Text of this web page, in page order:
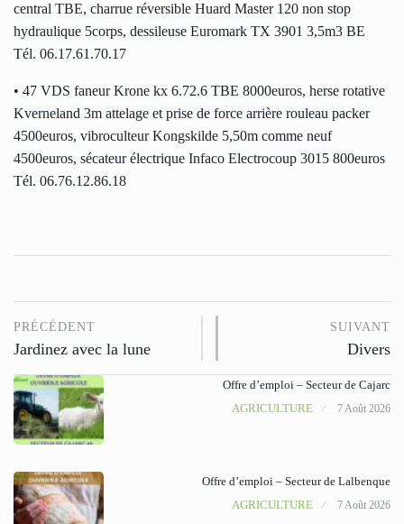
central TBE, charrue réversible Huard Master 120 non stop
hydraulique 5corps, dessileuse Euromark TX 3901 3,5m3 BE
Tél. 06.17.61.70.17
• 47 VDS faneur Krone kx 6.72.6 TBE 8000euros, herse rotative
Kverneland 3m attelage et prise de force arrière rouleau packer
4500euros, vibroculteur Kongskilde 5,50m comme neuf
4500euros, sécateur électrique Infaco Electrocoup 3015 800euros
Tél. 06.76.12.86.18
PRÉCÉDENT
Jardinez avec la lune
SUIVANT
Divers
Offre d’emploi – Secteur de Cajarc
AGRICULTURE
7 Août 2026
Offre d’emploi – Secteur de Lalbenque
AGRICULTURE
7 Août 2026